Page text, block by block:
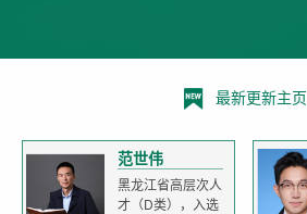
最新更新主页
范世伟
黑龙江省高层次人
才（D类），入选